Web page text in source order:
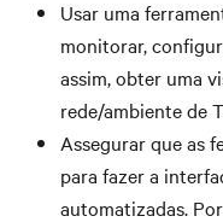
Usar uma
monitorar,
assim, obter uma
rede/ambiente de
Assegurar que as
para fazer a
automatizadas.